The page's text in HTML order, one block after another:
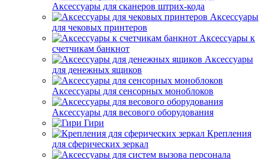
Аксессуары для сканеров штрих-кода
Аксессуары
для чековых принтеров
Аксессуары к
счетчикам банкнот
Аксессуары
для денежных ящиков
Аксессуары для сенсорных моноблоков
Аксессуары для весового оборудования
Гири
Крепления
для сферических зеркал